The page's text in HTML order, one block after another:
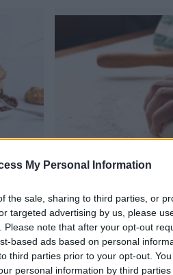
My Personal Information
the sale, sharing to third parties, or
targeted advertising by us, please
Please note that after your opt-out
based ads based on personal
third parties prior to your opt-out.
personal information by third parties
Koti & Asuminen
Viihdeuutiset
6.12.2025, 17:00